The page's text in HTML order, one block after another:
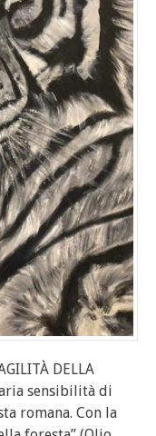
DELLA
sensibilità di
romana. Con la